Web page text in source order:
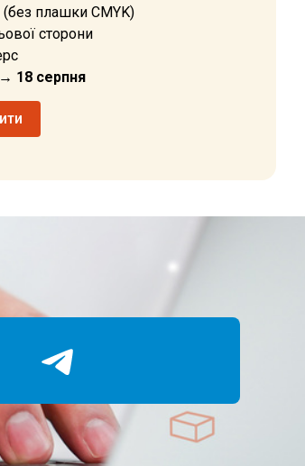
плашки CMYK)
сторони
18 серпня